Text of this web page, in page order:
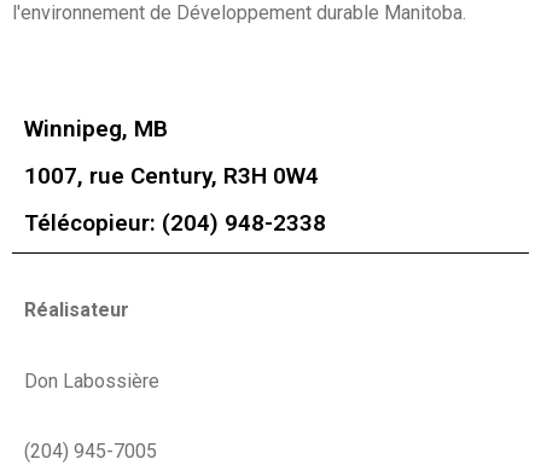
l'environnement de Développement durable Manitoba.
Winnipeg, MB
1007, rue Century, R3H 0W4
Télécopieur: (204) 948-2338
Réalisateur
Don Labossière
(204) 945-7005